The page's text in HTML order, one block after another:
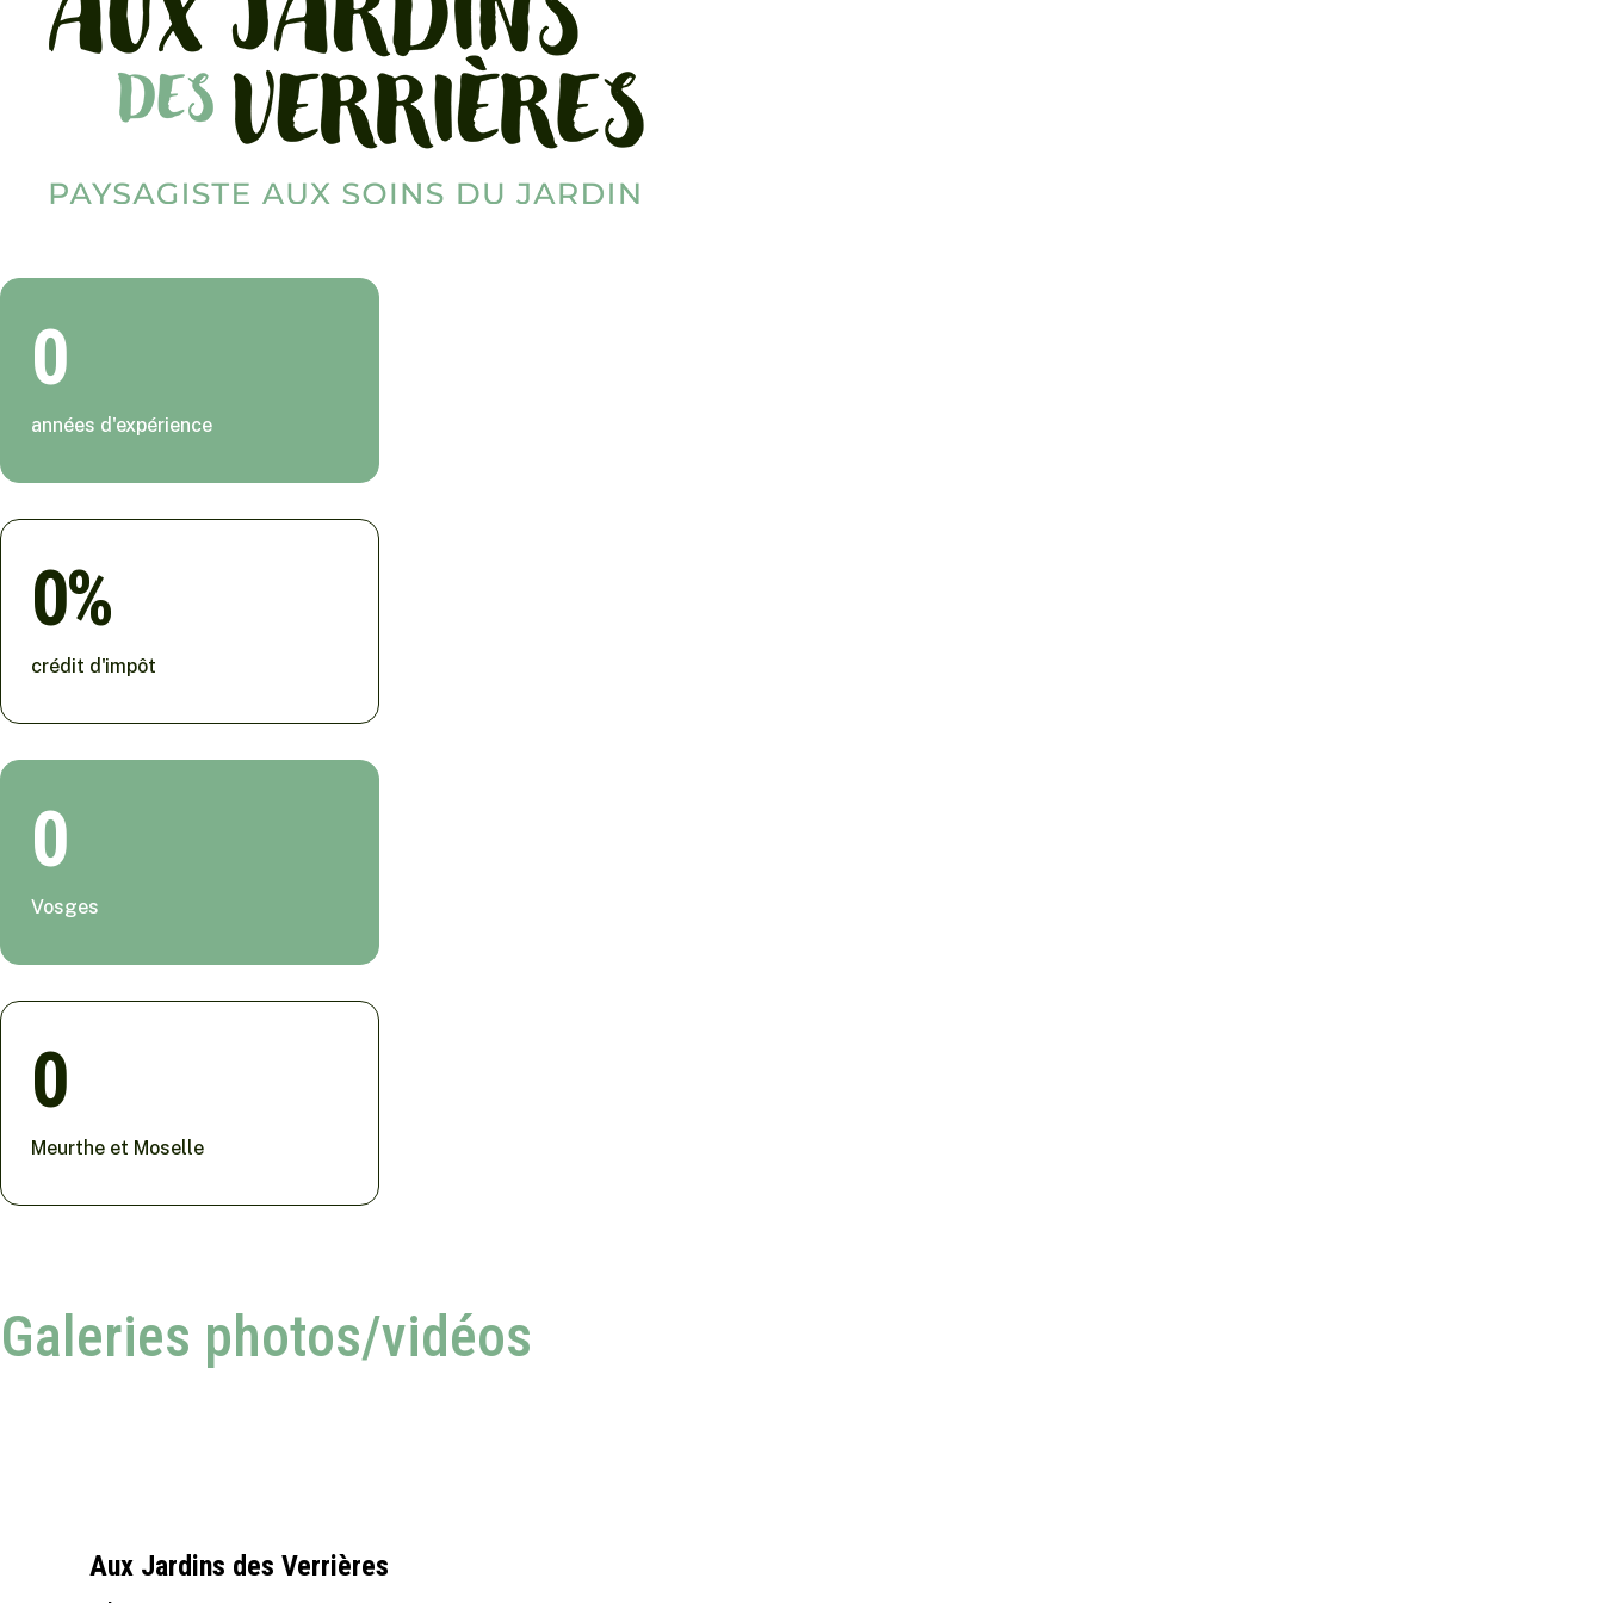
0
années d'expérience
0
crédit d'impôt
0
Vosges
0
Meurthe et Moselle
Galeries photos/vidéos
Aux Jardins des Verrières